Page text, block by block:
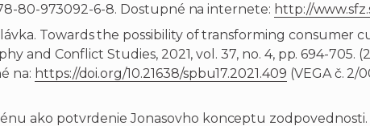
80-973092-6-8. Dostupné na internete: http://
Towards the possibility of transforming
and Conflict Studies, 2021, vol. 37, no. 4, pp. 694-705.
na: https://doi.org/10.21638/spbu17.2021.409 (VEGA č. 2/
ako potvrdenie Jonasovho konceptu